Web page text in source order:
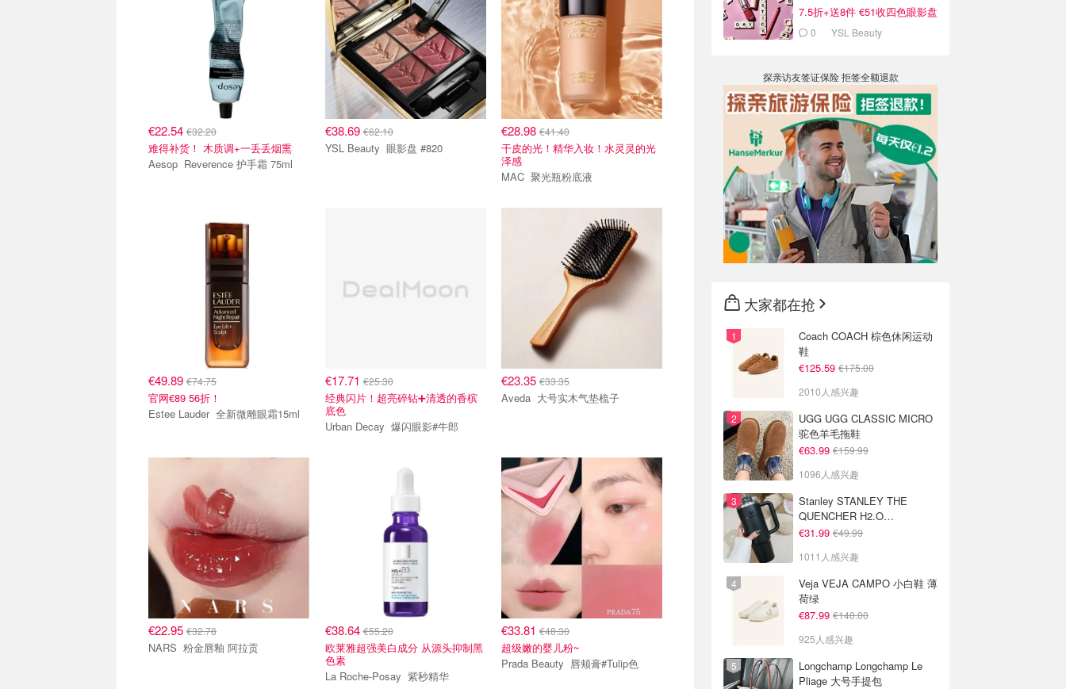
€22.54 €32.20
难得补货！ 木质调+一丢丢烟熏
Aesop Reverence 护手霜 75ml
€38.69€62.10
YSL Beauty 眼影盘 #820
€28.98 €41.40
干皮的光！精华入妆！水灵灵的光
泽感
MAC 聚光瓶粉底液
€49.89 €74.75
官网€89 56折！
Estee Lauder 全新微雕眼霜 15ml
€17.71€25.30
经典闪片！超亮碎钻➕清透的香槟
底色
Urban Decay 爆闪眼影#牛郎
€23.35 €33.35
Aveda 大号实木气垫梳子
€22.95 €32.78
NARS 粉金唇釉 阿拉贡
€38.64€55.20
欧莱雅超强美白成分 从源头抑制黑
色素
La Roche-Posay 紫秒精华
€33.81 €48.30
超级嫩的婴儿粉~
Prada Beauty 唇颊膏#Tulip色
7.5折+送8件 €51收四色眼影盘
0 YSL Beauty
探亲访友签证保险 拒签全额退款
大家都在抢
Coach COACH 棕色休闲运动
鞋
€125.59 €175.00
2010人感兴趣
UGG UGG CLASSIC MICRO
驼色羊毛拖鞋
€63.99 €159.99
1096人感兴趣
Stanley STANLEY THE
QUENCHER H2.O
FLOWSTATE 保温杯 1.18L 黑
€31.99 €49.99
1011人感兴趣
Veja VEJA CAMPO 小白鞋 薄
荷绿
€87.99 €140.00
925人感兴趣
Longchamp Longchamp Le
Pliage 大号手提包